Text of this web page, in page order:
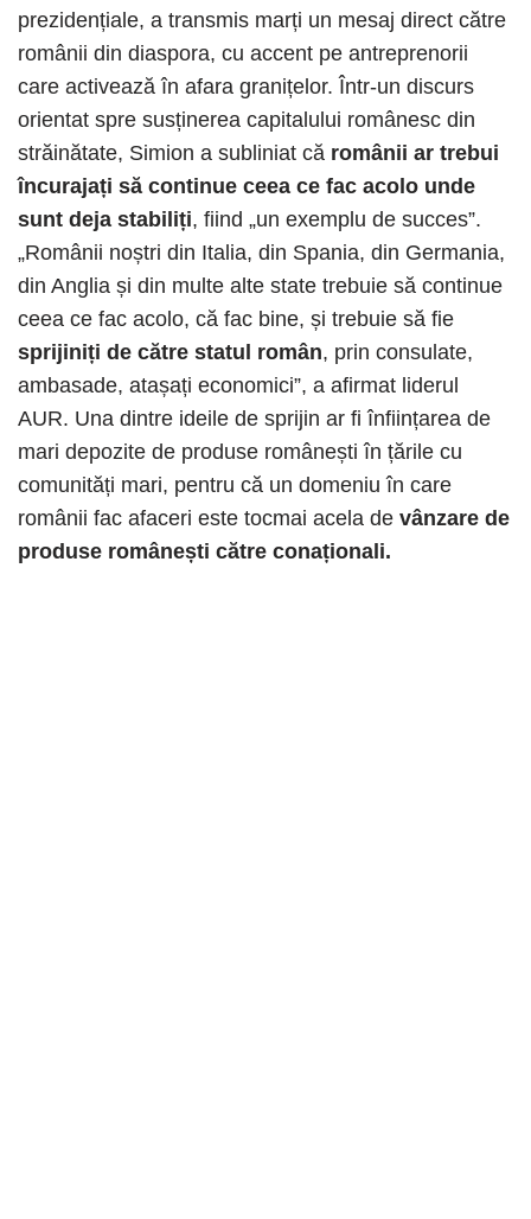
prezidențiale, a transmis marți un mesaj direct către
românii din diaspora, cu accent pe antreprenorii
care activează în afara granițelor. Într-un discurs
orientat spre susținerea capitalului românesc din
străinătate, Simion a subliniat că românii ar trebui
încurajați să continue ceea ce fac acolo unde
sunt deja stabiliți, fiind „un exemplu de succes”.
„Românii noștri din Italia, din Spania, din Germania,
din Anglia și din multe alte state trebuie să continue
ceea ce fac acolo, că fac bine, și trebuie să fie
sprijiniți de către statul român, prin consulate,
ambasade, atașați economici”, a afirmat liderul
AUR. Una dintre ideile de sprijin ar fi înființarea de
mari depozite de produse românești în țările cu
comunități mari, pentru că un domeniu în care
românii fac afaceri este tocmai acela de vânzare de
produse românești către conaționali.